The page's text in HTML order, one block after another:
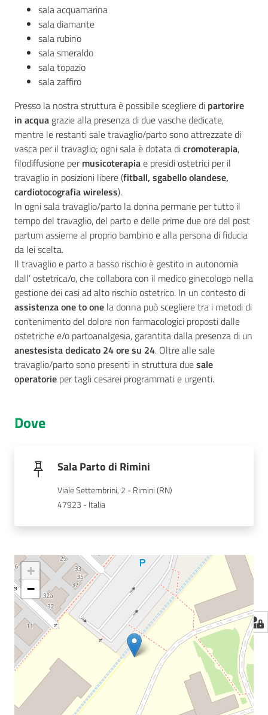
Servizi
Dedicato
Bandi
e
Concorsi
Seguici
su
sala acquamarina
sala diamante
sala rubino
sala smeraldo
sala topazio
sala zaffiro
Presso la nostra struttura è possibile scegliere di partorire
in acqua grazie alla presenza di due vasche dedicate,
mentre le restanti sale travaglio/parto sono attrezzate di
vasca per il travaglio; ogni sala è dotata dicromoterapia,
filodiffusione permusicoterapiae presidi ostetrici per il
travaglio in posizioni libere (fitball, sgabello olandese,
cardiotocografia wireless).
In ogni sala travaglio/parto la donna permane per tutto il
tempo del travaglio, del parto e delle prime due ore del post
partum assieme al proprio bambino e alla persona di fiducia
da lei scelta.
Il travaglio e parto a basso rischio è gestito in autonomia
dall’ ostetrica/o, che collabora con il medico ginecologo nella
gestione dei casi ad alto rischio ostetrico. In un contesto di
assistenza one to one la donna può scegliere tra i metodi di
contenimento del dolore non farmacologici proposti dalle
ostetriche e/o partoanalgesia, garantita dalla presenza di un
anestesista dedicato 24 ore su 24. Oltre alle sale
travaglio/parto sono presenti in struttura duesale
operatorie per tagli cesarei programmati e urgenti.
Dove
Sala Parto di Rimini
Viale Settembrini, 2 - Rimini (RN)
47923 - Italia
+
−